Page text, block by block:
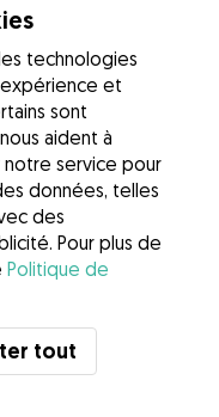
Gudog ? Voir plus
technologies
et
sont
aident à
notre service pour
données, telles
des
Pour plus de
Politique de
tout